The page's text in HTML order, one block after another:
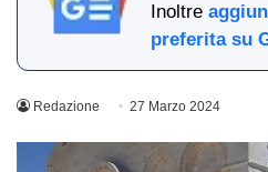
Inoltre
preferita su
Redazione 27 Marzo 2024